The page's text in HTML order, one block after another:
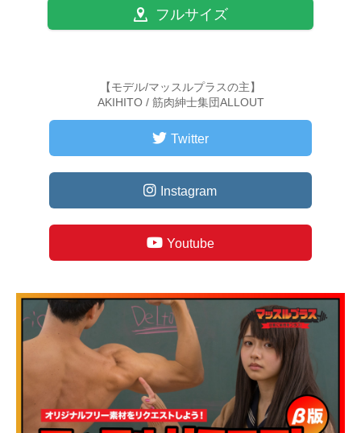
フルサイズ
【モデル/マッスルプラスの主】
AKIHITO / 筋肉紳士集団ALLOUT
Twitter
Instagram
Youtube